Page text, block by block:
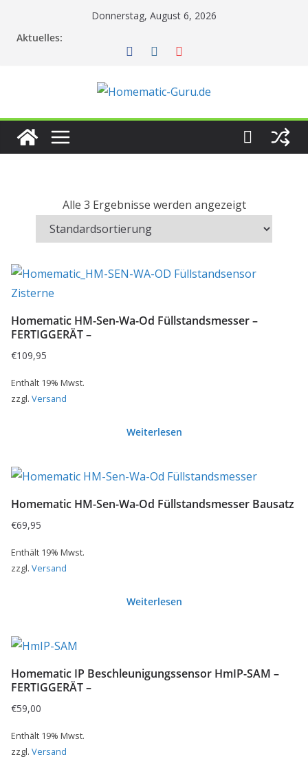
Donnerstag, August 6, 2026
Aktuelles:
Alle 3 Ergebnisse werden angezeigt
Homematic HM-Sen-Wa-Od Füllstandsmesser –
FERTIGGERÄT –
€109,95
Enthält 19% Mwst.
zzgl. Versand
Weiterlesen
Homematic HM-Sen-Wa-Od Füllstandsmesser Bausatz
€69,95
Enthält 19% Mwst.
zzgl. Versand
Weiterlesen
Homematic IP Beschleunigungssensor HmIP-SAM –
FERTIGGERÄT –
€59,00
Enthält 19% Mwst.
zzgl. Versand